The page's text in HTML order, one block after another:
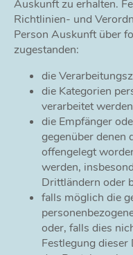
Auskunft zu erhalten.
Richtlinien- und
Person Auskunft über
zugestanden:
die
die Kategorien
verarbeitet werden
die Empfänger
gegenüber denen
offengelegt
werden,
Drittländern oder
falls möglich die
oder, falls dies
Festlegung dieser